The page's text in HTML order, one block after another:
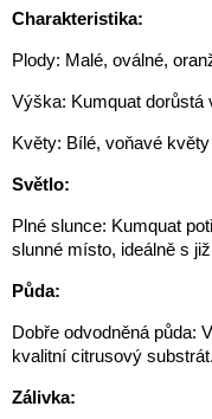
Charakteristika:
Plody: Malé, oválné,
Výška: Kumquat dorůstá
Květy: Bílé, voňavé
Světlo:
Plné slunce: Kumquat
slunné místo, ideálně s
Půda:
Dobře odvodněná půda:
kvalitní citrusový substrát.
Zálivka: